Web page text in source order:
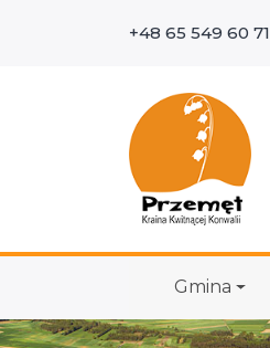
+48 65 549 60 71
Gmina